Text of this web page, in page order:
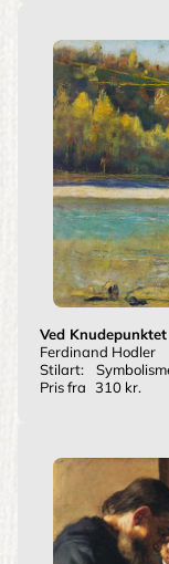
Ved Knudepunktet
Ferdinand Hodler
Stilart:
Pris fra 310 kr.